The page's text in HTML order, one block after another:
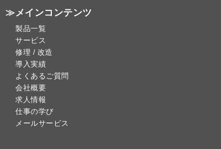
≫メインコンテンツ
製品一覧
サービス
修理 / 改造
導入実績
よくあるご質問
会社概要
求人情報
仕事の学び
メールサービス